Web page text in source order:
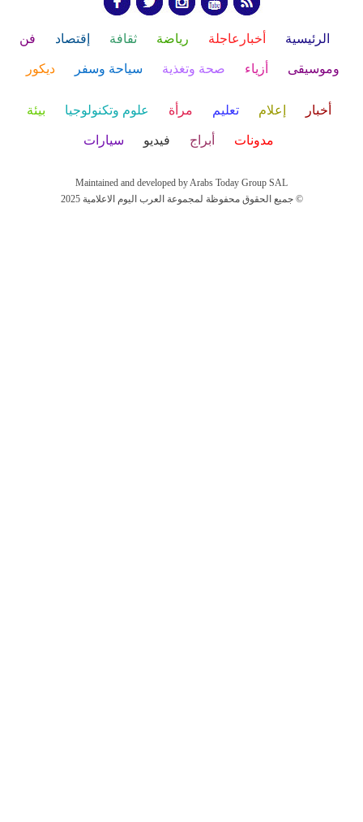
الرئيسية أخبارعاجلة رياضة ثقافة إقتصاد فن
وموسيقى أزياء صحة وتغذية سياحة وسفر ديكور
أخبار إعلام تعليم مرأة علوم وتكنولوجيا بيئة
مدونات أبراج فيديو سيارات
Maintained and developed by Arabs Today Group SAL
جميع الحقوق محفوظة لمجموعة العرب اليوم الاعلامية 2025 ©